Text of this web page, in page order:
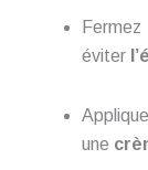
Fermez
éviter
une